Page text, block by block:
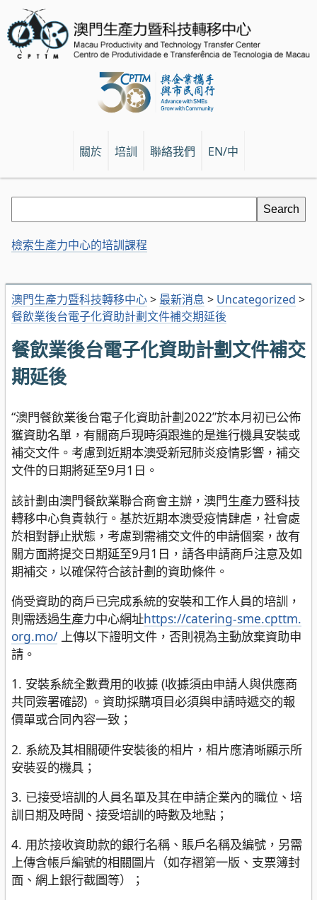
關於 培訓 聯絡我們 EN/中
澳門生產力暨科技轉移中心> 最新消息 > Uncategorized >
餐飲業後台電子化資助計劃文件補交期延後
餐飲業後台電子化資助計劃文件補交
期延後
“澳門餐飲業後台電子化資助計劃2022”於本月初已公佈
獲資助名單，有關商戶現時須跟進的是進行機具安裝或
補交文件。考慮到近期本澳受新冠肺炎疫情影響，補交
文件的日期將延至9月1日。
該計劃由澳門餐飲業聯合商會主辦，澳門生產力暨科技
轉移中心負責執行。基於近期本澳受疫情肆虐，社會處
於相對靜止狀態，考慮到需補交文件的申請個案，故有
關方面將提交日期延至9月1日，請各申請商戶注意及如
期補交，以確保符合該計劃的資助條件。
倘受資助的商戶已完成系統的安裝和工作人員的培訓，
則需透過生產力中心網址https://catering-sme.cpttm.
org.mo/ 上傳以下證明文件，否則視為主動放棄資助申
請。
1. 安裝系統全數費用的收據 (收據須由申請人與供應商
共同簽署確認) 。資助採購項目必須與申請時遞交的報
價單或合同內容一致；
2. 系統及其相關硬件安裝後的相片，相片應清晰顯示所
安裝妥的機具；
3. 已接受培訓的人員名單及其在申請企業內的職位、培
訓日期及時間、接受培訓的時數及地點；
4. 用於接收資助款的銀行名稱、賬戶名稱及編號，另需
上傳含帳戶編號的相關圖片（如存褶第一版、支票簿封
面、網上銀行截圖等）；
檢索生產力中心的培訓課程